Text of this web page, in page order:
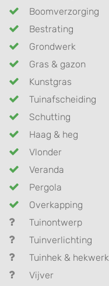
Boomverzorging
Bestrating
Grondwerk
Gras & gazon
Kunstgras
Tuinafscheiding
Schutting
Haag & heg
Vlonder
Veranda
Pergola
Overkapping
Tuinontwerp
Tuinverlichting
Tuinhek & hekwerk
Vijver